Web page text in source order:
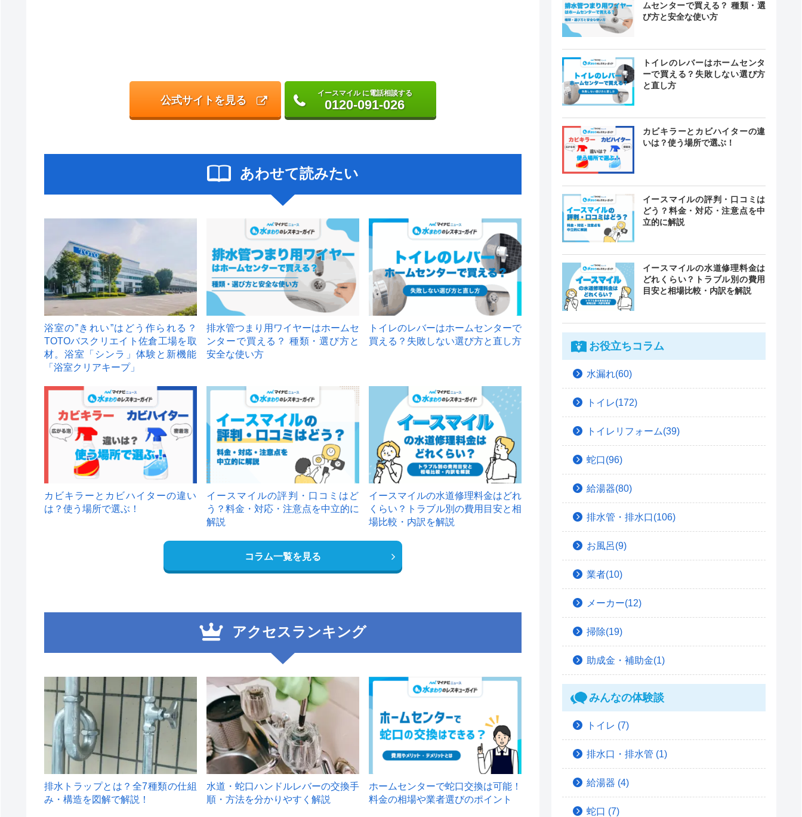
公式サイトを見る
イースマイル に電話相談する
0120-091-026
あわせて読みたい
浴室の”きれい”はどう作られる？
TOTOバスクリエイト佐倉工場を取
材。浴室「シンラ」体験と新機能
「浴室クリアキープ」
排水管つまり用ワイヤーはホームセ
ンターで買える？ 種類・選び方と
安全な使い方
トイレのレバーはホームセンターで
買える？失敗しない選び方と直し方
カビキラーとカビハイターの違い
は？使う場所で選ぶ！
イースマイルの評判・口コミはど
う？料金・対応・注意点を中立的に
解説
イースマイルの水道修理料金はどれ
くらい？トラブル別の費用目安と相
場比較・内訳を解説
コラム一覧を見る
アクセスランキング
1
排水トラップとは？全7種類の仕組
み・構造を図解で解説！
2
水道・蛇口ハンドルレバーの交換手
順・方法を分かりやすく解説
ホームセンターで蛇口交換は可能！
料金の相場や業者選びのポイント
ムセンターで買える？ 種類・選
び方と安全な使い方
トイレのレバーはホームセンタ
ーで買える？失敗しない選び方
と直し方
カビキラーとカビハイターの違
いは？使う場所で選ぶ！
イースマイルの評判・口コミは
どう？料金・対応・注意点を中
立的に解説
イースマイルの水道修理料金は
どれくらい？トラブル別の費用
目安と相場比較・内訳を解説
お役立ちコラム
水漏れ(60)
トイレ(172)
トイレリフォーム(39)
蛇口(96)
給湯器(80)
排水管・排水口(106)
お風呂(9)
業者(10)
メーカー(12)
掃除(19)
助成金・補助金(1)
みんなの体験談
トイレ (7)
排水口・排水管 (1)
給湯器 (4)
蛇口 (7)